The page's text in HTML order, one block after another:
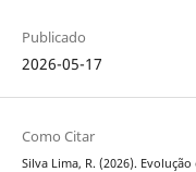
Publicado
2026-05-17
Como Citar
Silva Lima, R. (2026).